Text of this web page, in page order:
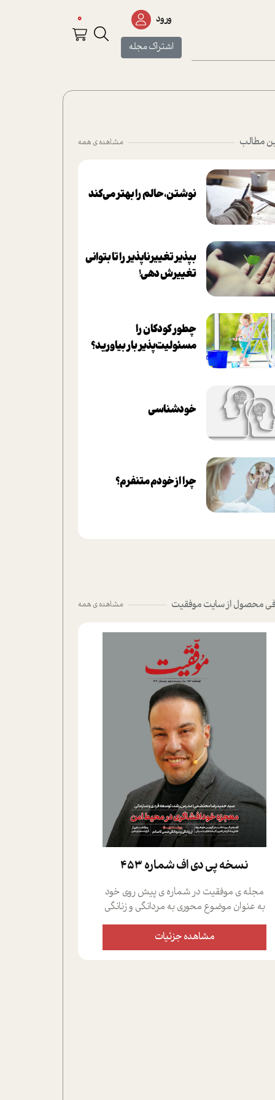
ورود
اشتراک مجله
0
مطالب مشاهده ی همه
نوشتن، حالم را بهتر می‌کند
بپذير تغييرناپذير را تا بتواني
تغييرش دهي!‏
چطور کودکان را
مسئولیت‌پذیر بار بیاورید؟
خودشناسی
چرا از خودم متنفرم؟
محصول از سایت موفقیت مشاهده ی همه
نسخه پي دي اف شماره 453
مجله ی موفقیت در شماره ی پیش روی خود
به عنوان موضوع محوری به مردانگی و زنانگی
سمی پرداخته است؛ علاوه بر این که؛ گفت و
گویی اختصاصی داشته ایم با فردین علیخواه،
جامعه شناس در بخش های مختلف تلاش
مشاهده جزئیات